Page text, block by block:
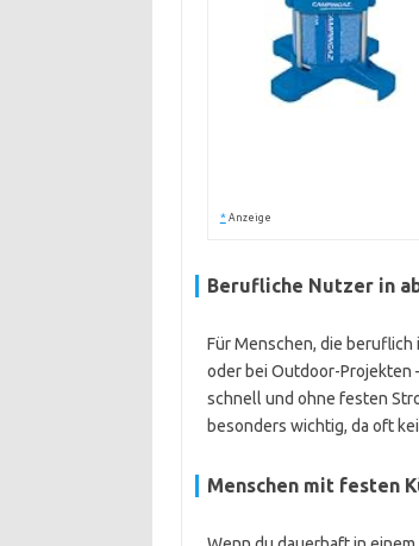
* Anzeige
Berufliche Nutzer in
Für Menschen, die
oder bei Outdoor-Projekten
schnell und ohne festen
besonders wichtig, da oft
Menschen mit festen